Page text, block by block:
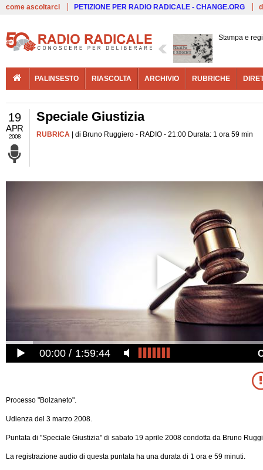
come ascoltarci PETIZIONE PER RADIO RADICALE - CHANGE.ORG
Stampa e
PALINSESTO RIASCOLTA ARCHIVIO RUBRICHE
19
APR
2008
Speciale Giustizia
RUBRICA | di Bruno Ruggiero - RADIO - 21:00 Durata: 1 ora 59 min
00:00 1:59:44
Processo "Bolzaneto".
Udienza del 3 marzo 2008.
Puntata di "Speciale Giustizia" di sabato 19 aprile 2008 condotta da Bruno
La registrazione audio di questa puntata ha una durata di 1 ora e 59 minuti.